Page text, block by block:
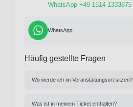
WhatsApp +49 1514 1333875
WhatsApp
Häufig gestellte Fragen
Wo werde ich im Veranstaltungsort sitzen?
Was ist in meinem Ticket enthalten?